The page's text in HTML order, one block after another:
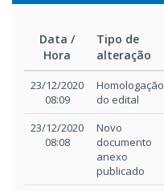
Data /
Hora
Tipo de
alteração
Data /
Hora
Tipo de
alteração
23/12/2020
08:09
Homologação
do edital
23/12/2020
08:08
Novo
documento
anexo
publicado